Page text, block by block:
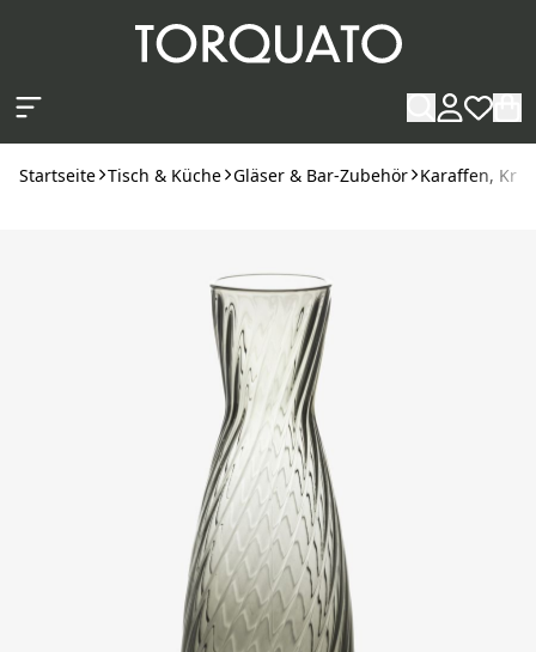
Startseite Tisch & Küche Gläser & Bar-Zubehör Karaffen,